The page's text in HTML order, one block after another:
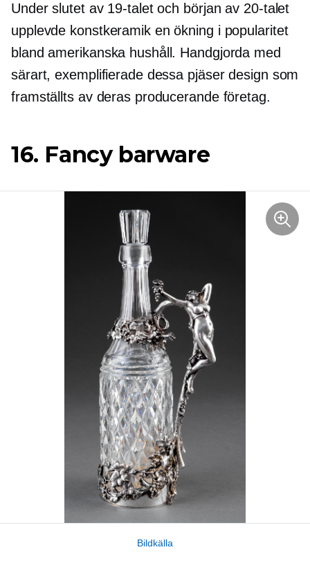
Under slutet av 19-talet och början av 20-talet
upplevde konstkeramik en ökning i popularitet
bland amerikanska hushåll. Handgjorda med
särart, exemplifierade dessa pjäser design som
framställts av deras producerande företag.
16. Fancy barware
Bildkälla